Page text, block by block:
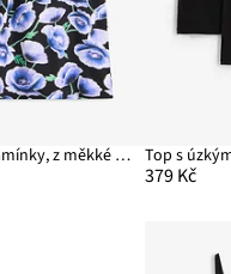
Top s úzkými ramínky, z měkké viskózové směsi
379 Kč